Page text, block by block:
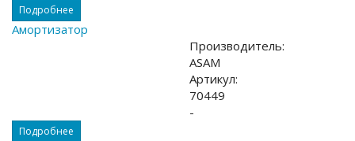
Подробнее
Амортизатор
Производитель:
ASAM
Артикул:
70449
-
Подробнее